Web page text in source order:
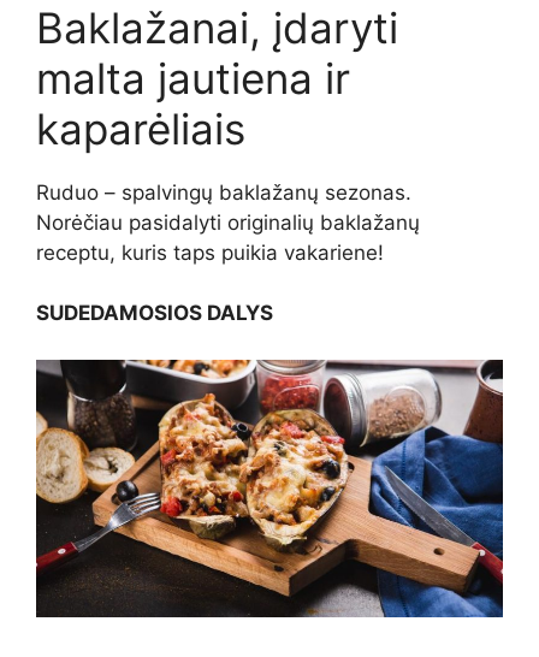
Baklažanai, įdaryti
malta jautiena ir
kaparėliais
Ruduo – spalvingų baklažanų sezonas.
Norėčiau pasidalyti originalių baklažanų
receptu, kuris taps puikia vakariene!
SUDEDAMOSIOS DALYS